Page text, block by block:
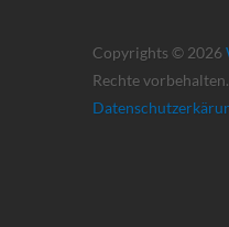
Copyrights © 2026
Rechte vorbehalten.